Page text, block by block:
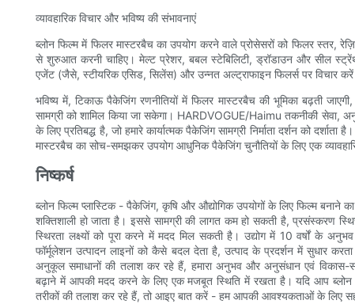
व्यावहारिक विचार और भविष्य की संभावनाएं
ब्लोन फिल्म में फिलर मास्टरबैच का उपयोग करने वाले प्रोसेसरों को फिलर स्तर,
से शुरुआत करनी चाहिए। मेल्ट प्रेशर, बबल स्टेबिलिटी, ड्रॉडाउन और सील
एजेंट (जैसे, स्टीयरिक एसिड, सिलेंस) और उन्नत अल्ट्राफाइन फिलर्स पर विचार
भविष्य में, टिकाऊ पैकेजिंग रणनीतियों में फिलर मास्टरबैच की भूमिका बढ़ती
सामग्री को शामिल किया जा सकेगा। HARDVOGUE/Haimu तकनीकी सेवा,
के लिए प्रतिबद्ध है, जो हमारे कार्यात्मक पैकेजिंग सामग्री निर्माता दर्शन को
मास्टरबैच का सोच-समझकर उपयोग आधुनिक पैकेजिंग चुनौतियों के लिए एक
निष्कर्ष
ब्लोन फिल्म प्लास्टिक - पैकेजिंग, कृषि और औद्योगिक उपयोगों के लिए फिल्म
शक्तिशाली हो जाता है। इससे सामग्री की लागत कम हो सकती है, प्रसंस्करण
स्थिरता लक्ष्यों को पूरा करने में मदद मिल सकती है। उद्योग में 10 वर्षों के
फॉर्मूलेशन उत्पादन लाइनों को कैसे बदल देता है, उत्पाद के प्रदर्शन में सुधार
अनुकूल समाधानों की तलाश कर रहे हैं, हमारा अनुभव और अनुसंधान एवं विकास-
बढ़ाने में आपकी मदद करने के लिए एक मजबूत स्थिति में रखता है। यदि आप ब्लोन
तरीकों की तलाश कर रहे हैं, तो आइए बात करें - हम आपकी आवश्यकताओं के लिए